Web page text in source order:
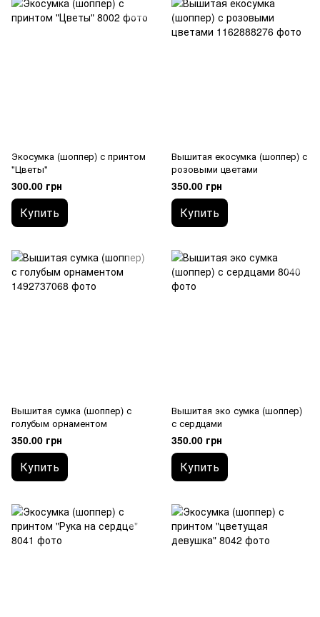
Экосумка (шоппер) с принтом
"Цветы"
300.00 грн
Купить
Вышитая екосумка (шоппер) с
розовыми цветами
350.00 грн
Купить
Вышитая сумка (шоппер) с
голубым орнаментом
350.00 грн
Купить
Вышитая эко сумка (шоппер)
с сердцами
350.00 грн
Купить